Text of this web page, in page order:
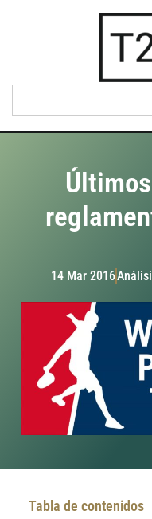
14 Mar 2016
Tabla de contenidos